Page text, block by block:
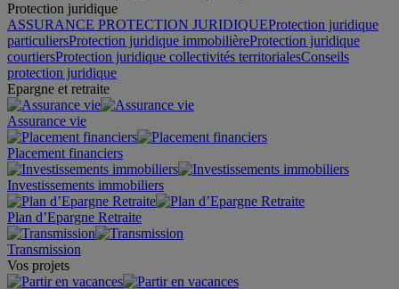
Protection juridique
ASSURANCE PROTECTION JURIDIQUEProtection juridique
particuliersProtection juridique immobilièreProtection juridique
courtiersProtection juridique collectivités territorialesConseils
protection juridique
Epargne et retraite
Assurance vie
Placement financiers
Investissements immobiliers
Plan d’Epargne Retraite
Transmission
Vos projets